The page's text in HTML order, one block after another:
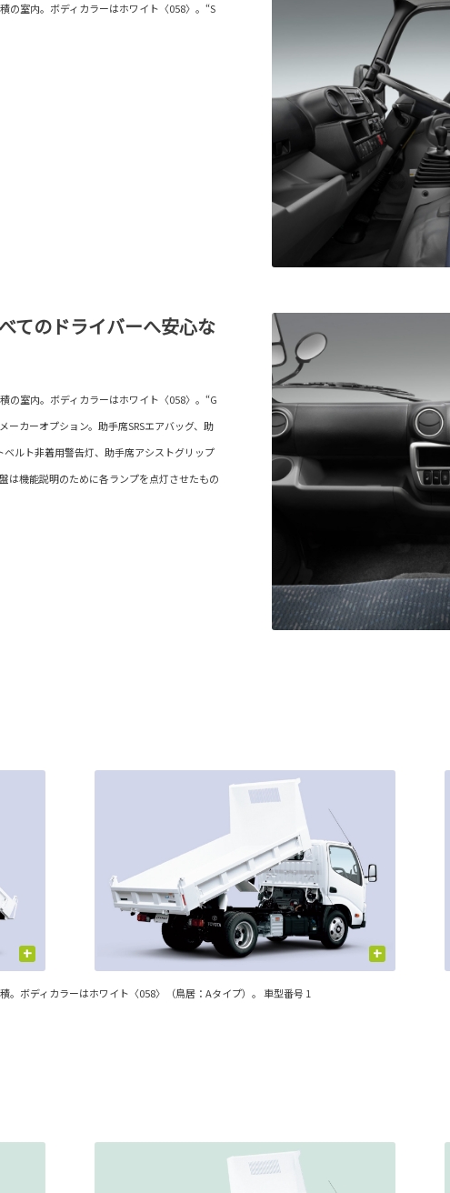
の室内。ボディカラーはホワイト〈058〉。“S
てのドライバーへ安心な
室内。ボディカラーはホワイト〈058〉。“G
カーオプション。助手席SRSエアバッグ、助
ルト非着用警告灯、助手席アシストグリップ
機能説明のために各ランプを点灯させたもの
+ +
。ボディカラーはホワイト〈058〉（鳥居：Aタイプ）。 車型番号 1